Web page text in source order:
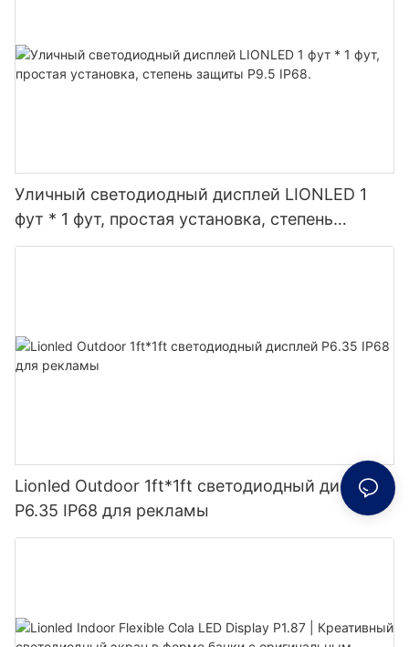
Уличный светодиодный дисплей LIONLED 1
фут * 1 фут, простая установка, степень
защиты P9.5 IP68.
Lionled Outdoor 1ft*1ft светодиодный дисплей
P6.35 IP68 для рекламы